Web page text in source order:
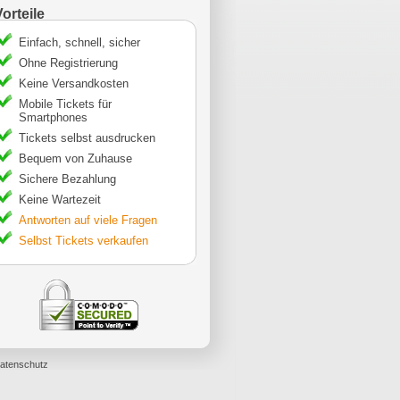
Einfach, schnell, sicher
Ohne Registrierung
Keine Versandkosten
Mobile Tickets für
Smartphones
Tickets selbst ausdrucken
Bequem von Zuhause
Sichere Bezahlung
Keine Wartezeit
Antworten auf viele Fragen
Selbst Tickets verkaufen